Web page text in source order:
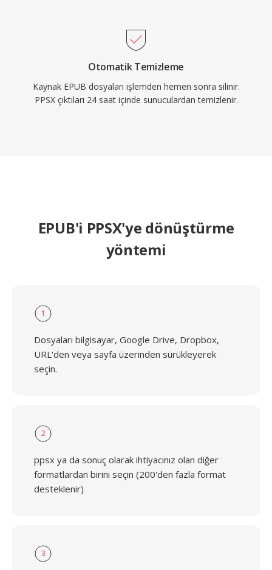
Otomatik Temizleme
Kaynak EPUB dosyaları işlemden hemen sonra silinir.
PPSX çıktıları 24 saat içinde sunuculardan temizlenir.
EPUB'i PPSX'ye dönüştürme
yöntemi
1
Dosyaları bilgisayar, Google Drive, Dropbox,
URL'den veya sayfa üzerinden sürükleyerek
seçin.
2
ppsx ya da sonuç olarak ihtiyacınız olan diğer
formatlardan birini seçin (200'den fazla format
desteklenir)
3